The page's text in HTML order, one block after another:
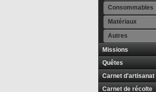
Consommables
Matériaux
Autres
Missions
Quêtes
Carnet d'artisanat
Carnet de récolte